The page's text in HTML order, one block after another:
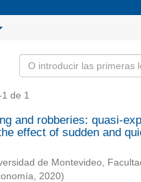
de 1
and robberies: quasi-
effect of sudden and
de Montevideo,
, 2020)